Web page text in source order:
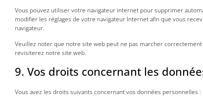
Vous pouvez utiliser votre navigateur internet pour supprimer
modifier les réglages de votre navigateur Internet afin que vous
navigateur.
Veuillez noter que notre site web peut ne pas marcher
revisiterez notre site web.
9. Vos droits concernant les
Vous avez les droits suivants concernant vos données personnelles :